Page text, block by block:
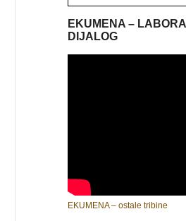
EKUMENA –
DIJALOG
EKUMENA – ostale tribine